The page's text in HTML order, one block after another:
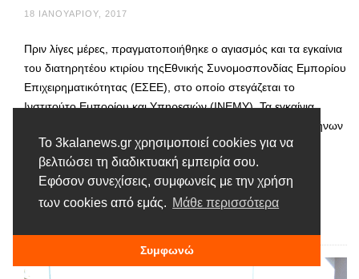
Το 3kalanews.gr χρησιμοποιεί cookies για να
βελτιώσει τη διαδικτυακή εμπειρία σου.
Εφόσον συνεχίσεις, συμφωνείς με την χρήση
των cookies από εμάς. Μάθε περισσότερα
Συμφωνώ
18 ΙΑΝΟΥΑΡΊΟΥ, 2017
Πριν λίγες μέρες, πραγματοποιήθηκε ο αγιασμός και τα εγκαίνια
του διατηρητέου κτιρίου τηςΕθνικής Συνομοσπονδίας Εμπορίου
Επιχειρηματικότητας (ΕΣΕΕ), στο οποίο στεγάζεται το
Ινστιτούτο Εμπορίου και Υπηρεσιών (ΙΝΕΜΥ). Τα εγκαίνια
πραγματοποίησε ο πρώην Πρόεδρος της Βουλής των Ελλήνων
Δημήτρης Σιούφας και ο Πρόεδρος της ΕΣΕΕ Βασίλης
Κορκίδης. Όπως είναι γνωστό το ΙΝΕΜΥ και το Ινστιτούτο
Μικρομεσαίων Επιχειρήσεων …